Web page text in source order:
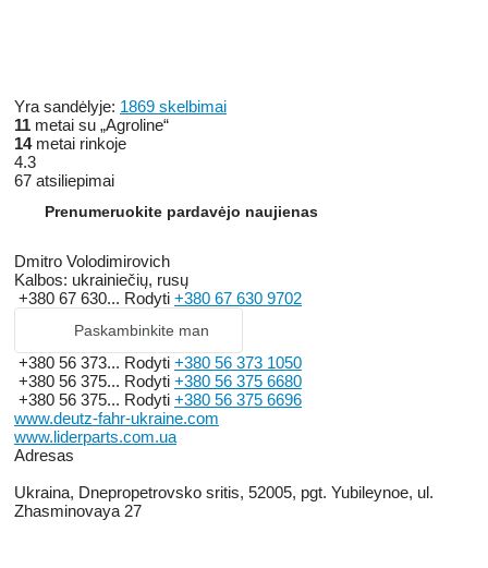
Yra sandėlyje: 1869 skelbimai
11 metai su „Agroline“
14metai rinkoje
4.3
67 atsiliepimai
Prenumeruokite pardavėjo naujienas
Dmitro Volodimirovich
Kalbos: ukrainiečių, rusų
+380 67 630... Rodyti +380 67 630 9702
Paskambinkite man
+380 56 373... Rodyti +380 56 373 1050
+380 56 375... Rodyti +380 56 375 6680
+380 56 375... Rodyti +380 56 375 6696
www.deutz-fahr-ukraine.com
www.liderparts.com.ua
Adresas
Ukraina, Dnepropetrovsko sritis, 52005, pgt. Yubileynoe, ul.
Zhasminovaya 27